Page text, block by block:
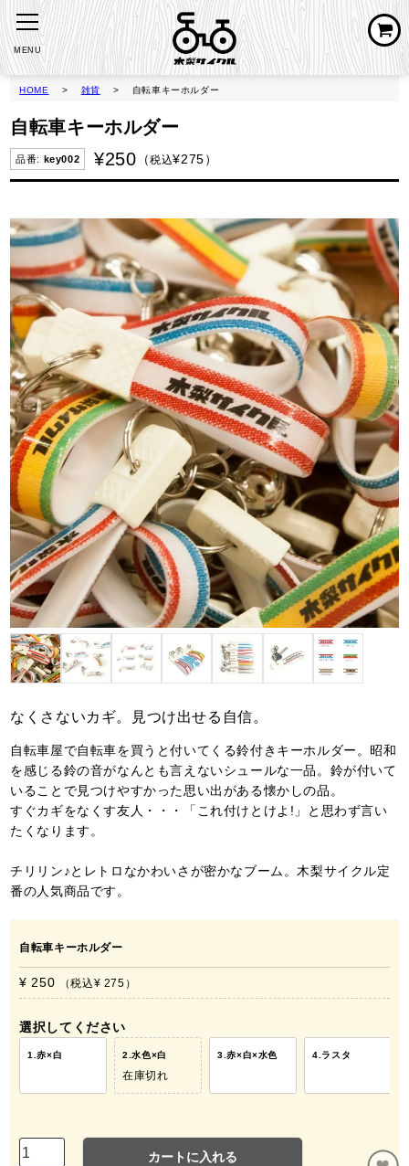
MENU
HOME 雑貨 自転車キーホルダー
自転車キーホルダー
key002 ¥250 ¥275
税込
なくさないカギ。見つけ出せる自信。
自転車屋で自転車を買うと付いてくる鈴付きキーホルダー。昭和
を感じる鈴の音がなんとも言えないシュールな一品。鈴が付いて
いることで見つけやすかった思い出がある懐かしの品。
すぐカギをなくす友人・・・「これ付けとけよ!」と思わず言い
たくなります。
チリリン♪とレトロなかわいさが密かなブーム。木梨サイクル定
番の人気商品です。
自転車キーホルダー
¥ 250 税込¥ 275
選択してください
1.赤×白 2.水色×白
在庫切れ
3.赤×白×水色 4.ラスタ
カートに入れる